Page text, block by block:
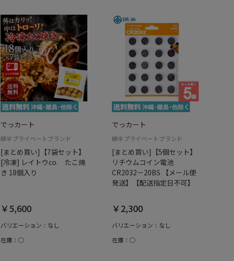
でっカート
綿半プライベートブランド
[まとめ買い]【7袋セット】
[冷凍] レイトウco. たこ焼
き 18個入り
￥5,600
バリエーション：なし
在庫：○
でっカート
綿半プライベートブランド
[まとめ買い]【5個セット】
リチウムコイン電池
CR2032－20BS 【メール便
発送】【配送指定日不可】
￥2,300
バリエーション：なし
在庫：○